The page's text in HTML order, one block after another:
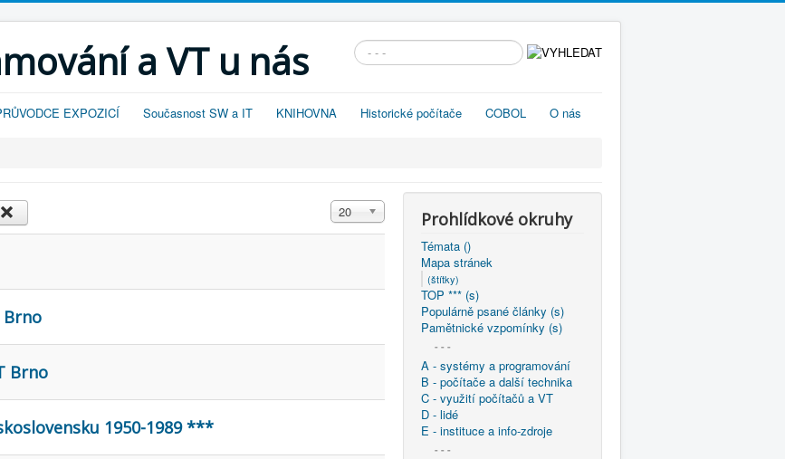
a VT u nás Vyhledávání...
EXPOZICÍ Současnost SW a IT KNIHOVNA Historické počítače COBOL O nás
Zobrazit
20
Brno
Brno
1950-1989 ***
Prohlídkové okruhy
Témata ()
Mapa stránek
(štítky)
TOP *** (s)
Populárně psané články (s)
Pamětnické vzpomínky (s)
- - -
A - systémy a programování
B - počítače a další technika
C - využití počítačů a VT
D - lidé
E - instituce a info-zdroje
- - -